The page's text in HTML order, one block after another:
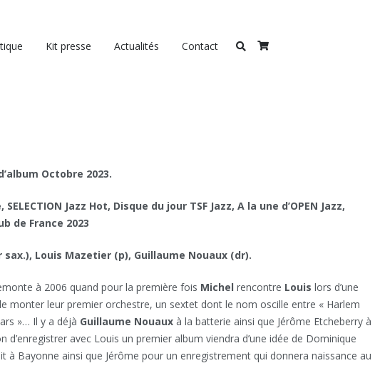
Kit presse Actualités Contact
Octobre 2023.
SELECTION Jazz Hot, Disque du jour TSF Jazz, A la une d’OPEN Jazz,
de France 2023
Louis Mazetier (p), Guillaume Nouaux (dr).
à 2006 quand pour la première fois Michel rencontre Louis lors d’une
monter leur premier orchestre, un sextet dont le nom oscille entre « Harlem
»… Il y a déjà Guillaume Nouaux à la batterie ainsi que Jérôme Etcheberry à
d’enregistrer avec Louis un premier album viendra d’une idée de Dominique
à Bayonne ainsi que Jérôme pour un enregistrement qui donnera naissance au